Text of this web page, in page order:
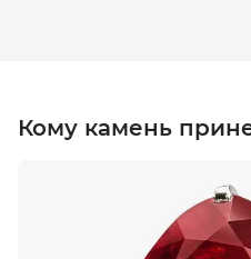
Кому камень